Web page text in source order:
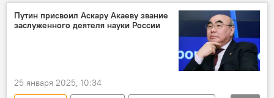
архивные фотографии
революция
госпереворот
Бишкек
Ош
Путин присвоил Аскару Акаеву звание
заслуженного деятеля науки России
25 января 2025, 10:34